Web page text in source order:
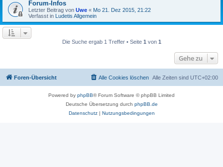
Forum-Infos
Letzter Beitrag von Uwe « Mo 21. Dez 2015, 21:22
Verfasst in Ludetis Allgemein
Die Suche ergab 1 Treffer • Seite 1 von 1
Gehe zu
Foren-Übersicht Alle Zeiten sind UTC+02:00
Alle Cookies löschen
Powered by phpBB® Forum Software © phpBB Limited
Deutsche Übersetzung durch phpBB.de
Datenschutz| Nutzungsbedingungen